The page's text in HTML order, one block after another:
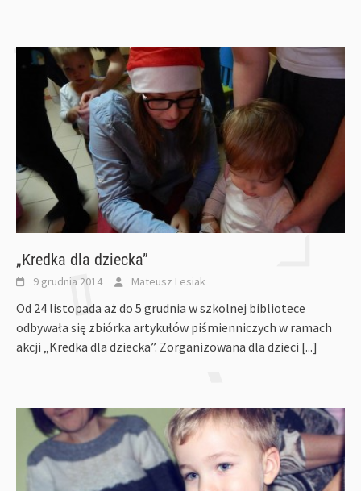
„Kredka dla dziecka”
9 grudnia 2014 Mateusz Lesiak
Od 24 listopada aż do 5 grudnia w szkolnej bibliotece
odbywała się zbiórka artykułów piśmienniczych w ramach
akcji „Kredka dla dziecka”. Zorganizowana dla dzieci [...]